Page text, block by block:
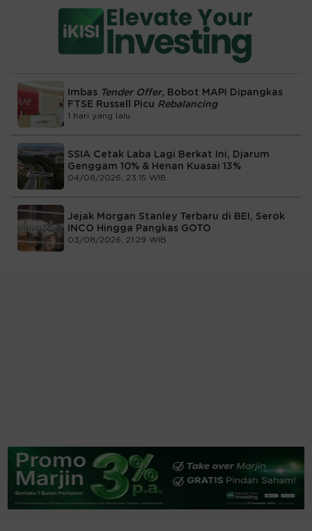
Imbas Tender Offer, Bobot MAPI Dipangkas
FTSE Russell Picu Rebalancing
1 hari yang lalu
SSIA Cetak Laba Lagi Berkat Ini, Djarum
Genggam 10% & Henan Kuasai 13%
04/08/2026, 23:15 WIB
Jejak Morgan Stanley Terbaru di BEI, Serok
INCO Hingga Pangkas GOTO
03/08/2026, 21:29 WIB